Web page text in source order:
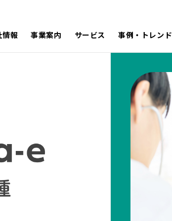
情報 事業案内 サービス 事例・トレンド